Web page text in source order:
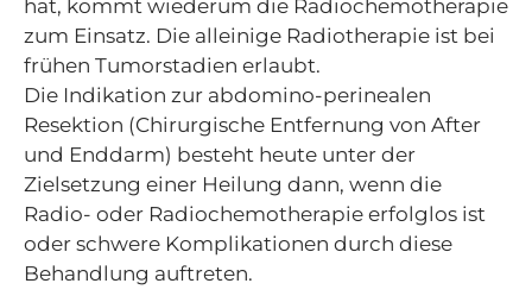
hat, kommt wiederum die Radiochemotherapie
zum Einsatz. Die alleinige Radiotherapie ist bei
frühen Tumorstadien erlaubt.
Die Indikation zur abdomino-perinealen
Resektion (Chirurgische Entfernung von After
und Enddarm) besteht heute unter der
Zielsetzung einer Heilung dann, wenn die
Radio- oder Radiochemotherapie erfolglos ist
oder schwere Komplikationen durch diese
Behandlung auftreten.